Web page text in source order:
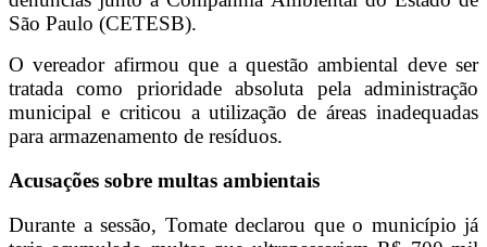
São Paulo (CETESB).
O vereador afirmou que a questão ambiental deve ser
tratada como prioridade absoluta pela administração
municipal e criticou a utilização de áreas inadequadas
para armazenamento de resíduos.
Acusações sobre multas ambientais
Durante a sessão, Tomate declarou que o município já